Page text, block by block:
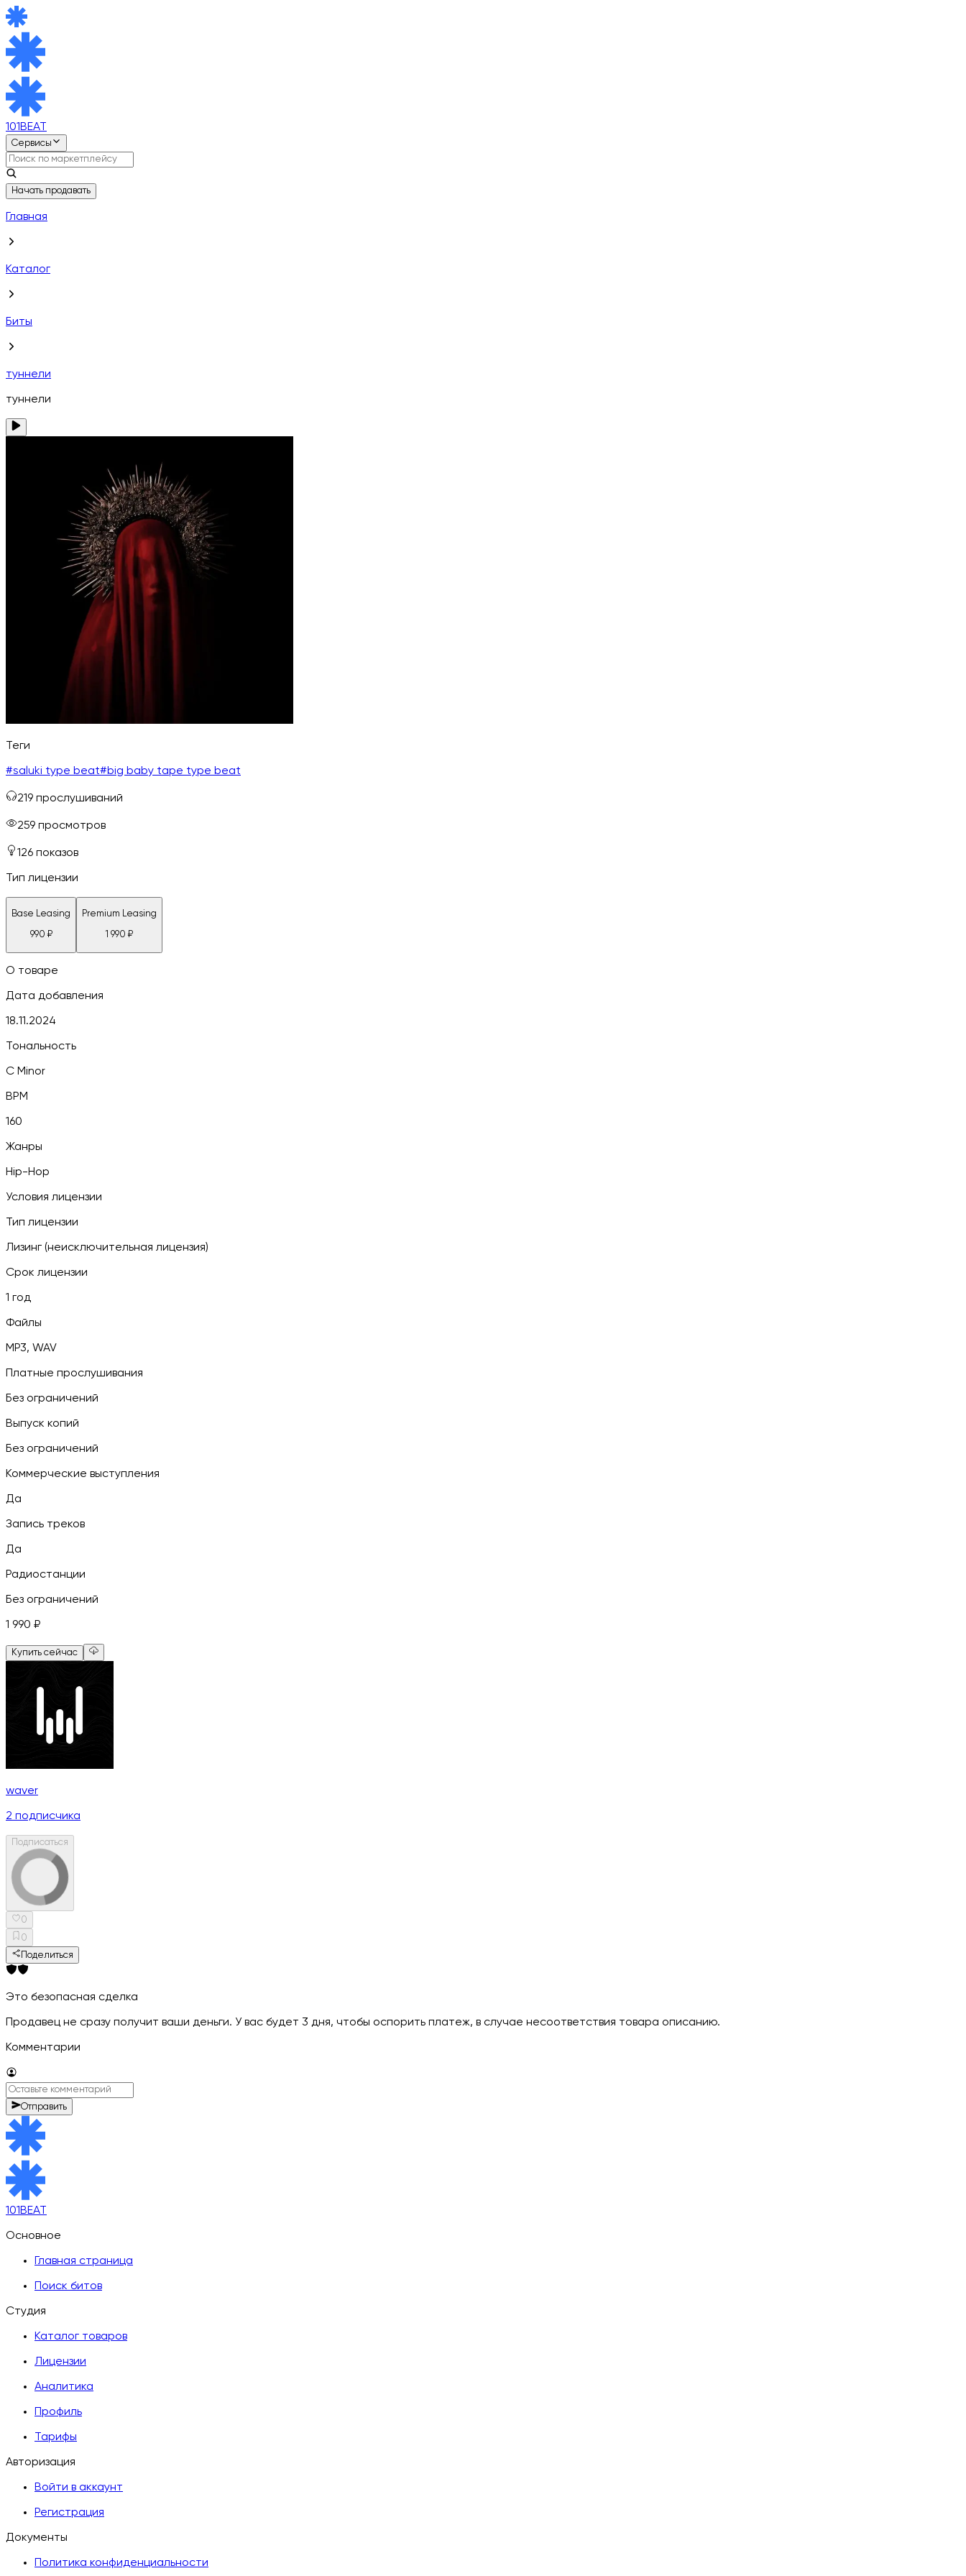
101BEAT
Сервисы
Начать продавать
Главная
Каталог
Биты
туннели
туннели
Теги
#saluki type beat#big baby tape type beat
219 прослушиваний
259 просмотров
126 показов
Тип лицензии
Base Leasing
990 ₽
Premium Leasing
1 990 ₽
О товаре
Дата добавления
18.11.2024
Тональность
C Minor
BPM
160
Жанры
Hip-Hop
Условия лицензии
Тип лицензии
Лизинг (неисключительная лицензия)
Срок лицензии
1 год
Файлы
MP3, WAV
Платные прослушивания
Без ограничений
Выпуск копий
Без ограничений
Коммерческие выступления
Да
Запись треков
Да
Радиостанции
Без ограничений
1 990 ₽
Купить сейчас
waver
2 подписчика
Подписаться
0
0
Поделиться
Это безопасная сделка
Продавец не сразу получит ваши деньги. У вас будет 3 дня, чтобы оспорить платеж, в случае несоответствия товара описанию.
Комментарии
Отправить
101BEAT
Основное
Главная страница
Поиск битов
Студия
Каталог товаров
Лицензии
Аналитика
Профиль
Тарифы
Авторизация
Войти в аккаунт
Регистрация
Документы
Политика конфиденциальности